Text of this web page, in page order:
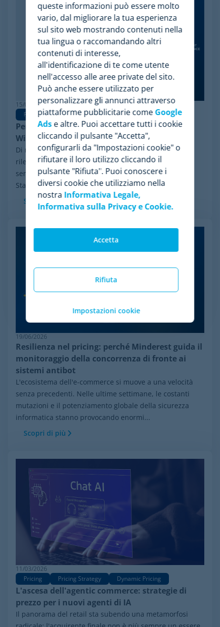
15/06/2026
Pricing Software
Perché Minderest è la migliore alternativa a
Wiser per la pricing intelligence
Di recente, ha fatto notizia nel settore un evento
rilevante: il processo di riorganizzazione finanziaria ai
sensi del Chapter 11 avviato da Wiser Solutions negli
Stati Uniti. Sebbene questa misura...
Scopri di più
19/06/2026
Resilienza nel pricing: perché Minderest guida il
monitoraggio della concorrenza di fronte ai
sistemi antibot
L'ecosistema dell'e-commerce si muove a una velocità
senza precedenti. Nelle ultime settimane, le costanti
mutazioni e il potenziamento globale della sicurezza
informatica stanno provocando enormi...
Scopri di più
11/03/2026
Pricing
Pricing Strategy Dynamic Pricing
L'ascesa dell'agentic commerce: strategie di
prezzo per i nuovi agenti di IA
Il panorama del retail sta subendo una metamorfosi
queste informazioni può essere molto
vario, dal migliorare la tua esperienza
sul sito web mostrando contenuti nella
tua lingua o raccomandando altri
contenuti di interesse,
all'identificazione di te come utente
nell'accesso alle aree private del sito.
Può anche essere utilizzato per
personalizzare gli annunci attraverso
piattaforme pubblicitarie come Google
Adse altre. Puoi accettare tutti i cookie
cliccando il pulsante "Accetta",
configurarli da "Impostazioni cookie" o
rifiutare il loro utilizzo cliccando il
pulsante "Rifiuta". Puoi conoscere i
diversi cookie che utilizziamo nella
nostra Informativa Legale,
Informativa sulla Privacy e Cookie.
Rifiuta
Accetta
Impostazioni cookie